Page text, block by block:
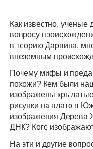
Как известно,
вопросу
в теорию Дарвина,
внеземным
Почему мифы и
похожи? Кем были
изображены
рисунки на плато в
изображения Дерева
ДНК? Кого
На эти и другие